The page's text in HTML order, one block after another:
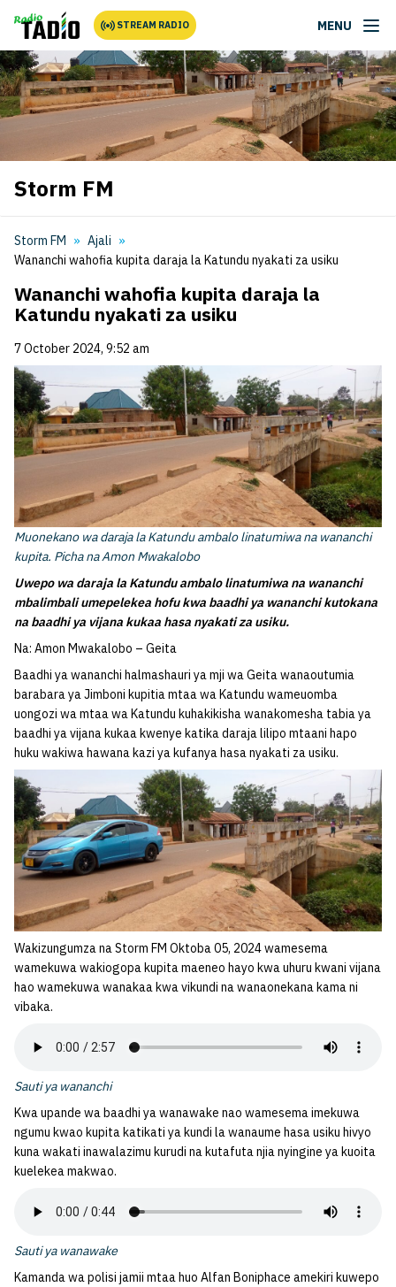
STREAM RADIO MENU
Storm FM
Storm FM
Ajali
Wananchi wahofia kupita daraja la Katundu nyakati za usiku
Wananchi wahofia kupita daraja la
Katundu nyakati za usiku
7 October 2024, 9:52 am
Muonekano wa daraja la Katundu ambalo linatumiwa na wananchi
kupita. Picha na Amon Mwakalobo
Uwepo wa daraja la Katundu ambalo linatumiwa na wananchi
mbalimbali umepelekea hofu kwa baadhi ya wananchi kutokana
na baadhi ya vijana kukaa hasa nyakati za usiku.
Na: Amon Mwakalobo – Geita
Baadhi ya wananchi halmashauri ya mji wa Geita wanaoutumia
barabara ya Jimboni kupitia mtaa wa Katundu wameuomba
uongozi wa mtaa wa Katundu kuhakikisha wanakomesha tabia ya
baadhi ya vijana kukaa kwenye katika daraja lilipo mtaani hapo
huku wakiwa hawana kazi ya kufanya hasa nyakati za usiku.
Wakizungumza na Storm FM Oktoba 05, 2024 wamesema
wamekuwa wakiogopa kupita maeneo hayo kwa uhuru kwani vijana
hao wamekuwa wanakaa kwa vikundi na wanaonekana kama ni
vibaka.
Sauti ya wananchi
Kwa upande wa baadhi ya wanawake nao wamesema imekuwa
ngumu kwao kupita katikati ya kundi la wanaume hasa usiku hivyo
kuna wakati inawalazimu kurudi na kutafuta njia nyingine ya kuoita
kuelekea makwao.
Sauti ya wanawake
Kamanda wa polisi jamii mtaa huo Alfan Boniphace amekiri kuwepo